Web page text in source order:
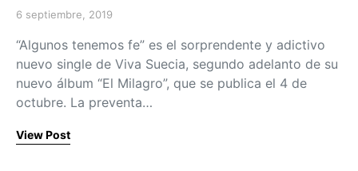
Posted on
6 septiembre, 2019
“Algunos tenemos fe” es el sorprendente y adictivo
nuevo single de Viva Suecia, segundo adelanto de su
nuevo álbum “El Milagro”, que se publica el 4 de
octubre. La preventa…
View Post